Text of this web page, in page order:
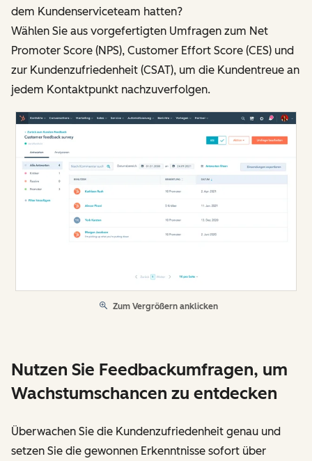
dem Kundenserviceteam hatten?
Wählen Sie aus vorgefertigten Umfragen zum Net
Promoter Score (NPS), Customer Effort Score (CES) und
zur Kundenzufriedenheit (CSAT), um die Kundentreue an
jedem Kontaktpunkt nachzuverfolgen.
Zum Vergrößern anklicken
Nutzen Sie Feedbackumfragen, um
Wachstumschancen zu entdecken
Überwachen Sie die Kundenzufriedenheit genau und
setzen Sie die gewonnen Erkenntnisse sofort über